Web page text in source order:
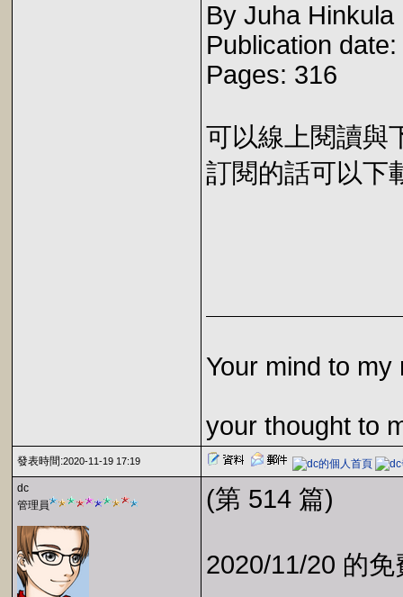
By Juha Hinkula
Publication
Pages: 316
可以線上閱讀與
訂閱的話可以下
Your mind to my
your thought to
發表時間:2020-11-19 17:19
dc
管理員
(第 514 篇)
2020/11/20 的